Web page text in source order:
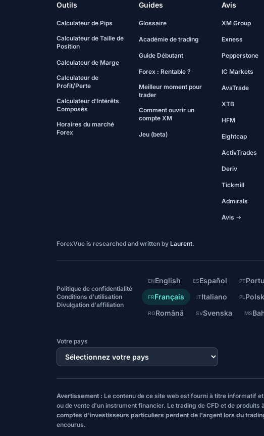
Outils
Calculateur de Pips
Calculateur de Taille de
Position
Calculateur de Marge
Calculateur de
Profit/Perte
Calculateur d'Intérêts
Composés
Horaires du marché
Forex
Guides
Glossaire
Académie de trading
Guide Débutant
Forex : Rentable ?
Meilleur moment pour
trader
Comment ouvrir un
compte XM
Jeu (beta)
Avis
XM Group
Exness
Pepperstone
IC Markets
AvaTrade
XTB
HFM
Eightcap
ActivTrades
Deriv
Tickmill
Admirals
Avis →
ForexVue is researched and written by Laurent.
Politique de confidentialité
Conditions d'utilisation
Divulgation d'affiliation
ENEnglish ESEspañol PT
FRFrançais ITItaliano PL
RORomână SVSvenska MS
Votre pays
Avertissement : Le contenu de ce site web est fourni à titre informatif
ou de vente d'un instrument financier. Le trading de CFD et de
comptes d'investisseurs particuliers perdent de l'argent lors du
encourus.